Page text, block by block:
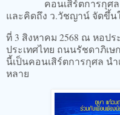
คอนเสิร์ตการกุศล เพ
และคิดถึง ว.วัชญาน์ จัดขึ้น
ที่ 3 สิงหาคม 2568 ณ หอป
ประเทศไทย ถนนรัชดาภิเษ
นี้เป็นคอนเสิร์ตการกุศล น
หลาย